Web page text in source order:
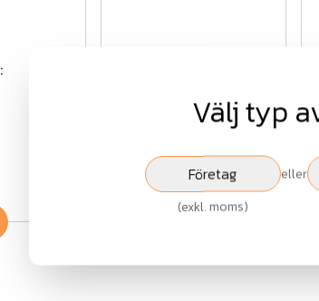
2 094 kr
exkl.moms
Välj typ
Företag
(exkl. moms)
eller